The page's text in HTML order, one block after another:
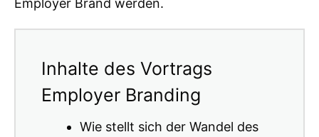
Employer Brand werden.
Inhalte des Vortrags
Employer Branding
Wie stellt sich der Wandel des